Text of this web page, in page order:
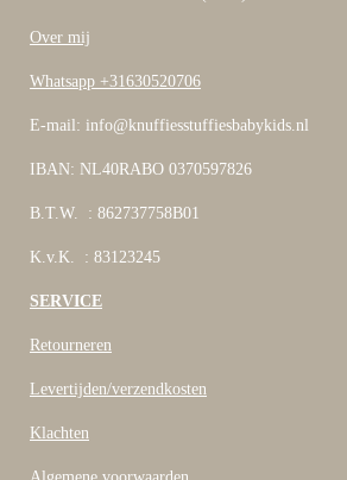
Over mij
Whatsapp +31630520706
E-mail: info@knuffiesstuffiesbabykids.nl
IBAN: NL40RABO 0370597826
B.T.W. : 862737758B01
K.v.K. : 83123245
SERVICE
Retourneren
Levertijden/verzendkosten
Klachten